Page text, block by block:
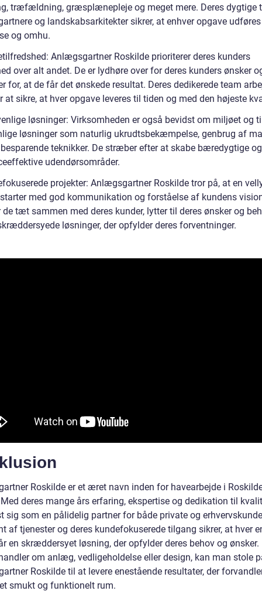
træfældning, græsplænepleje og meget mere. Deres dygtige
og landskabsarkitekter sikrer, at enhver opgave
og omhu.
Anlægsgartner Roskilde prioriterer deres kunders
over alt andet. De er lydhøre over for deres kunders ønsker
for, at de får det ønskede resultat. Deres dedikerede team
at sikre, at hver opgave leveres til tiden og med den højeste
løsninger: Virksomheden er også bevidst om miljøet og
løsninger som naturlig ukrudtsbekæmpelse, genbrug af
teknikker. De stræber efter at skabe bæredygtige og
udendørsområder.
projekter: Anlægsgartner Roskilde tror på, at en
med god kommunikation og forståelse af kundens
de tæt sammen med deres kunder, lytter til deres ønsker og
løsninger, der opfylder deres forventninger.
Roskilde er et æret navn inden for havearbejde i
deres mange års erfaring, ekspertise og dedikation til
sig som en pålidelig partner for både private og
af tjenester og deres kundefokuserede tilgang sikrer, at hver
en skræddersyet løsning, der opfylder deres behov og ønsker.
om anlæg, vedligeholdelse eller design, kan man stole
Roskilde til at levere enestående resultater, der
smukt og funktionelt rum.